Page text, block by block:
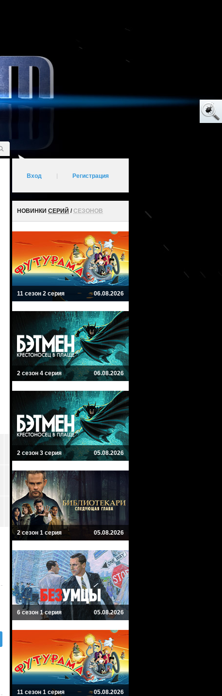
Вход Регистрация
НОВИНКИ СЕРИЙ /СЕЗОНОВ
11 сезон 2 серия 06.08.2026
2 сезон 4 серия 06.08.2026
2 сезон 3 серия 05.08.2026
2 сезон 1 серия 05.08.2026
6 сезон 1 серия 05.08.2026
11 сезон 1 серия 05.08.2026